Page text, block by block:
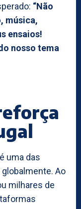
“Não
música,
ensaios!
nosso tema
uma das
Ao
milhares de